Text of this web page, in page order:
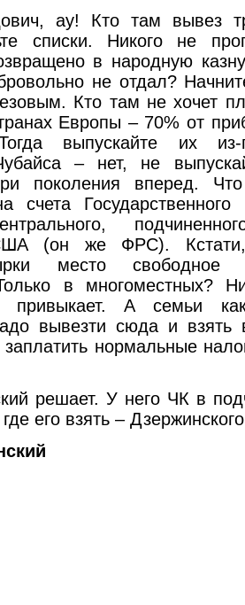
ау! Кто там вывез
списки. Никого не
в народную
не отдал?
Кто там не хочет
Европы – 70% от
выпускайте их
– нет, не
поколения вперед.
(он же ФРС).
место
в многоместных?
привыкает. А семьи
вывезти сюда и взять
заплатить нормальные
решает. У него ЧК в
его взять –